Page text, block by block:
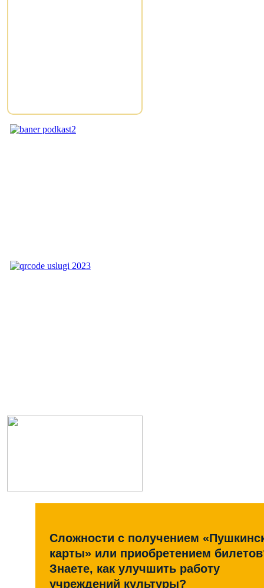
Сложности с получением
карты» или приобретением
Знаете, как улучшить работу
учреждений культуры?